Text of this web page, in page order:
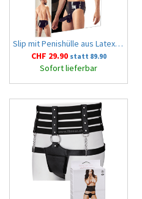
Slip mit Penishülle aus Latex XL
CHF 29.90 statt 89.90
Sofort lieferbar